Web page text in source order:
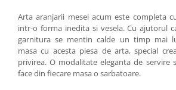
Arta aranjarii mesei acum este completa
intr-o forma inedita si vesela. Cu ajutorul
garnitura se mentin calde un timp mai
masa cu acesta piesa de arta, special
privirea. O modalitate eleganta de servire
face din fiecare masa o sarbatoare.